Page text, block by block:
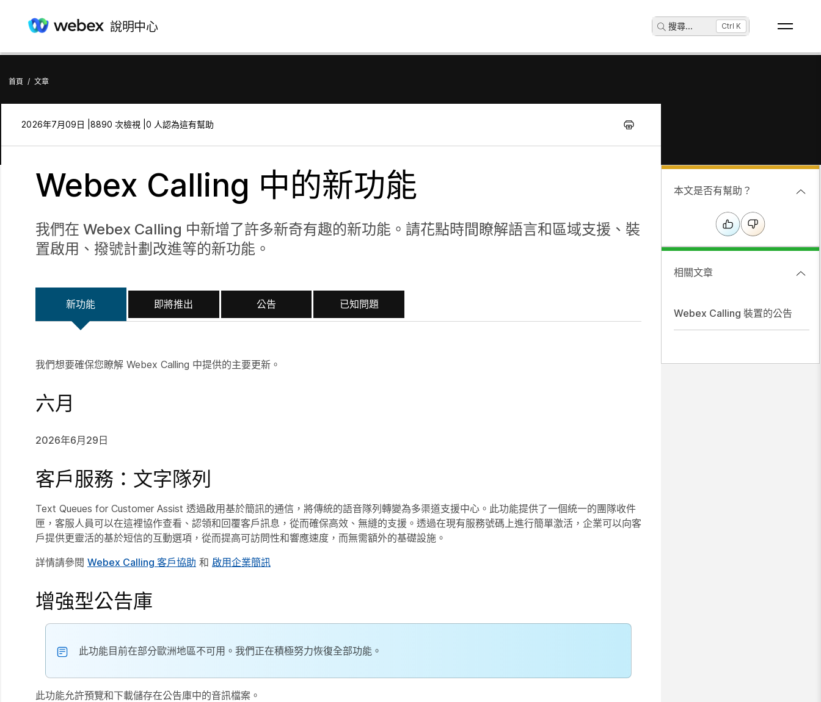
說明中心 搜尋... Ctrl K
首頁 / 文章
2026年7月09日 | 8890 次檢視 | 0 人認為這有幫助
Webex Calling 中的新功能
我們在 Webex Calling 中新增了許多新奇有趣的新功能。請花點時間瞭解語言和區域支援、裝
置啟用、撥號計劃改進等的新功能。
新功能 即將推出 公告 已知問題
我們想要確保您瞭解 Webex Calling 中提供的主要更新。
六月
2026年6月29日
客戶服務：文字隊列
Text Queues for Customer Assist 透過啟用基於簡訊的通信，將傳統的語音隊列轉變為多渠道支援中心。此功能提供了一個統一的團隊收件
匣，客服人員可以在這裡協作查看、認領和回覆客戶訊息，從而確保高效、無縫的支援。透過在現有服務號碼上進行簡單激活，企業可以向客
戶提供更靈活的基於短信的互動選項，從而提高可訪問性和響應速度，而無需額外的基礎設施。
詳情請參閱 Webex Calling 客戶協助 和 啟用企業簡訊
增強型公告庫
此功能目前在部分歐洲地區不可用。我們正在積極努力恢復全部功能。
此功能允許預覽和下載儲存在公告庫中的音訊檔案。
本文是否有幫助？
相關文章
Webex Calling 裝置的公告